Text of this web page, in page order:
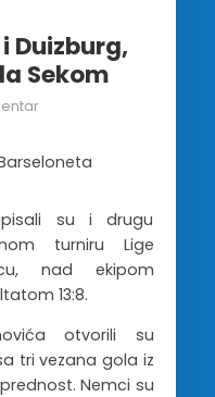
Duizburg,
Sekom
su i drugu
turniru Lige
nad ekipom
13:8.
otvorili su
tri vezana gola iz
Nemci su